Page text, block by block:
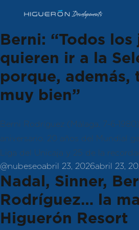
Tag Archives:
Berni: “Todos
quieren ir a la
porque, además,
muy bien”
Berni Rodríguez (Málaga, 7-6-
aniversario. 20 años del Mundial
Liga del Unicaja y 25 de la
Posted by
@nubeseoabril 23, 2026abril 23,
Nadal, Sinner,
Rodríguez… la
Higuerón Resort